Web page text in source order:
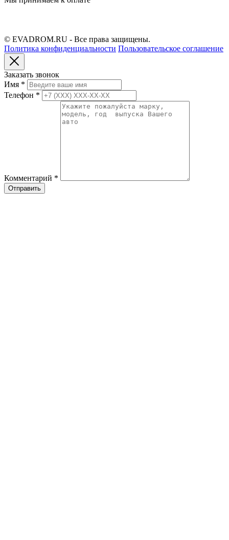
© EVADROM.RU - Все права защищены.
Политика конфиденциальности Пользовательское соглашение
Заказать звонок
Имя *
Телефон *
Комментарий *
Отправить